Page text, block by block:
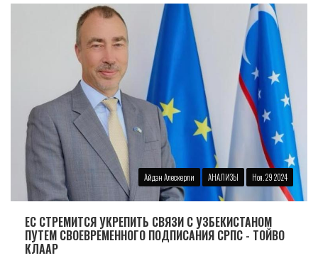
Айдан Алескерли АНАЛИЗЫ Ноя. 29 2024
ЕС СТРЕМИТСЯ УКРЕПИТЬ СВЯЗИ С УЗБЕКИСТАНОМ
ПУТЕМ СВОЕВРЕМЕННОГО ПОДПИСАНИЯ СРПС - ТОЙВО
КЛААР